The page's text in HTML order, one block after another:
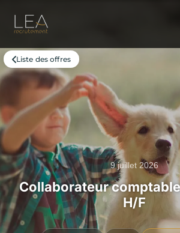
Liste des offres
9 juillet 2026
Collaborateur
H/F